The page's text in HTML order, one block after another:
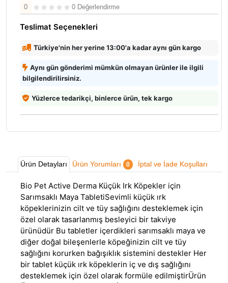
0 0 Değerlendirme
Teslimat Seçenekleri
Türkiye'nin her yerine 13:00'a kadar aynı gün kargo
Aynı gün gönderimi mümkün olmayan ürünler ile ilgili
bilgilendirilirsiniz.
Yüzlerce tedarikçi, binlerce ürün, tek kargo
Ürün Detayları Ürün Yorumları 0 İptal ve İade Koşulları
Bio Pet Active Derma Küçük Irk Köpekler için
Sarımsaklı Maya TabletiSevimli küçük ırk
köpeklerinizin cilt ve tüy sağlığını desteklemek için
özel olarak tasarlanmış besleyici bir takviye
ürünüdür Bu tabletler içerdikleri sarımsaklı maya ve
diğer doğal bileşenlerle köpeğinizin cilt ve tüy
sağlığını korurken bağışıklık sistemini destekler Her
bir tablet küçük ırk köpeklerin iç ve dış sağlığını
desteklemek için özel olarak formüle edilmiştirÜrün